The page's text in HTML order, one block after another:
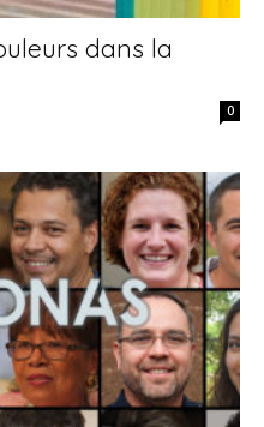
dans la
0